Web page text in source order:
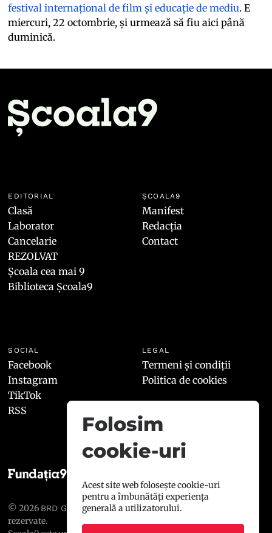
festival internațional de film și educație de mediu. E
miercuri, 22 octombrie, și urmează să fiu aici până
duminică.
EDITORIAL
Clasă
Laborator
Cancelarie
REZOLVAT
Școala cea mai 9
Biblioteca Școala9
ȘCOALA9
Manifest
Redacția
Contact
SOCIAL
Facebook
Instagram
TikTok
RSS
LEGAL
Termeni și condiții
Politica de cookies
© 2026 BRD GROUPE SOCIÉTÉ GÉNÉRALE
rezervate.
Folosim
cookie-uri
Acest site web folosește cookie-uri
pentru a îmbunătăți experiența
generală a utilizatorului.